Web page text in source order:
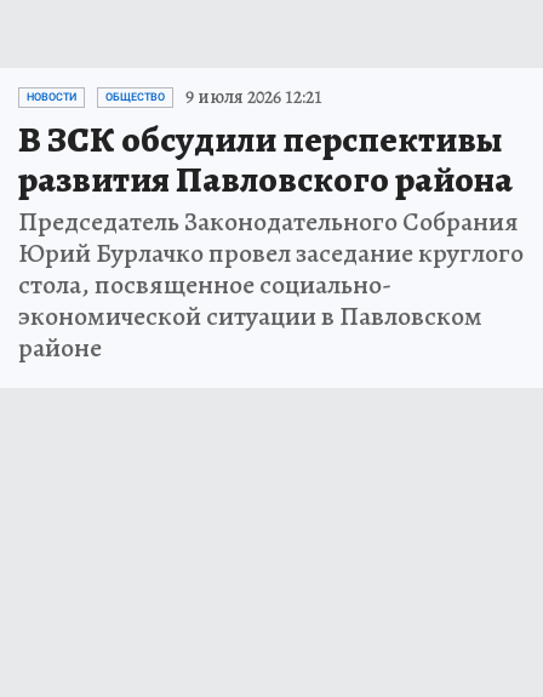
НОВОСТИ ОБЩЕСТВО 9 июля 2026 12:21
В ЗСК обсудили перспективы
развития Павловского района
Председатель Законодательного Собрания
Юрий Бурлачко провел заседание круглого
стола, посвященное социально-
экономической ситуации в Павловском
районе